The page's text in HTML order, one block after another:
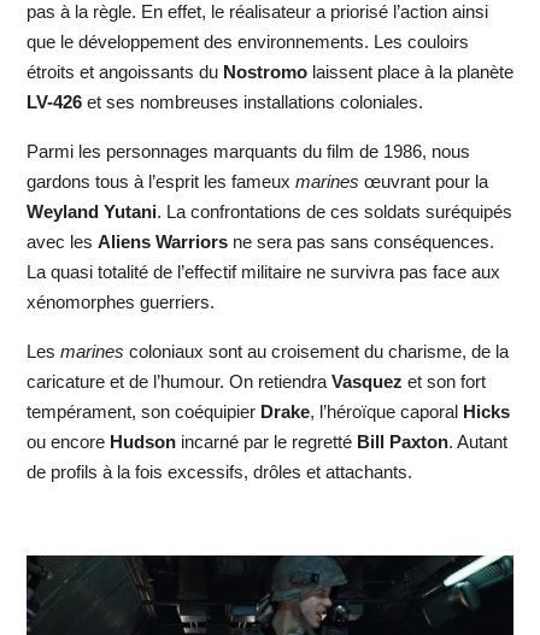
pas à la règle. En effet, le réalisateur a priorisé l’action ainsi
que le développement des environnements. Les couloirs
étroits et angoissants du Nostromolaissent place à la planète
LV-426et ses nombreuses installations coloniales.
Parmi les personnages marquants du film de 1986, nous
gardons tous à l’esprit les fameux marines œuvrant pour la
Weyland Yutani. La confrontations de ces soldats suréquipés
avec les Aliens Warriorsne sera pas sans conséquences.
La quasi totalité de l’effectif militaire ne survivra pas face aux
xénomorphes guerriers.
Les marines coloniaux sont au croisement du charisme, de la
caricature et de l’humour. On retiendra Vasquez et son fort
tempérament, son coéquipier Drake, l’héroïque caporal Hicks
ou encore Hudsonincarné par le regretté Bill Paxton. Autant
de profils à la fois excessifs, drôles et attachants.